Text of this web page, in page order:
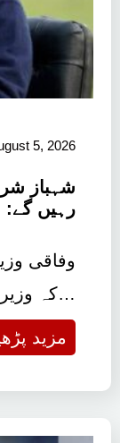
5, 2026
شہباز
رہیں
وفاقی
کہ وزیراعظم…
« مزید